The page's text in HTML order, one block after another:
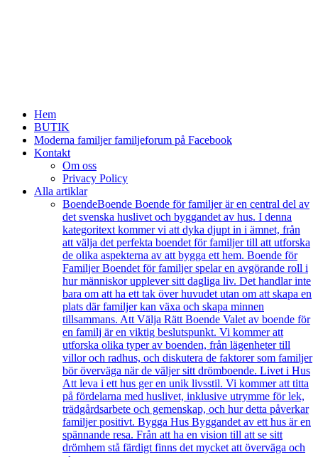
Hem
BUTIK
Moderna familjer familjeforum på Facebook
Kontakt
Om oss
Privacy Policy
Alla artiklar
BoendeBoende Boende för familjer är en central del av
det svenska huslivet och byggandet av hus. I denna
kategoritext kommer vi att dyka djupt in i ämnet, från
att välja det perfekta boendet för familjer till att utforska
de olika aspekterna av att bygga ett hem. Boende för
Familjer Boendet för familjer spelar en avgörande roll i
hur människor upplever sitt dagliga liv. Det handlar inte
bara om att ha ett tak över huvudet utan om att skapa en
plats där familjer kan växa och skapa minnen
tillsammans. Att Välja Rätt Boende Valet av boende för
en familj är en viktig beslutspunkt. Vi kommer att
utforska olika typer av boenden, från lägenheter till
villor och radhus, och diskutera de faktorer som familjer
bör överväga när de väljer sitt drömboende. Livet i Hus
Att leva i ett hus ger en unik livsstil. Vi kommer att titta
på fördelarna med huslivet, inklusive utrymme för lek,
trädgårdsarbete och gemenskap, och hur detta påverkar
familjer positivt. Bygga Hus Byggandet av ett hus är en
spännande resa. Från att ha en vision till att se sitt
drömhem stå färdigt finns det mycket att överväga och